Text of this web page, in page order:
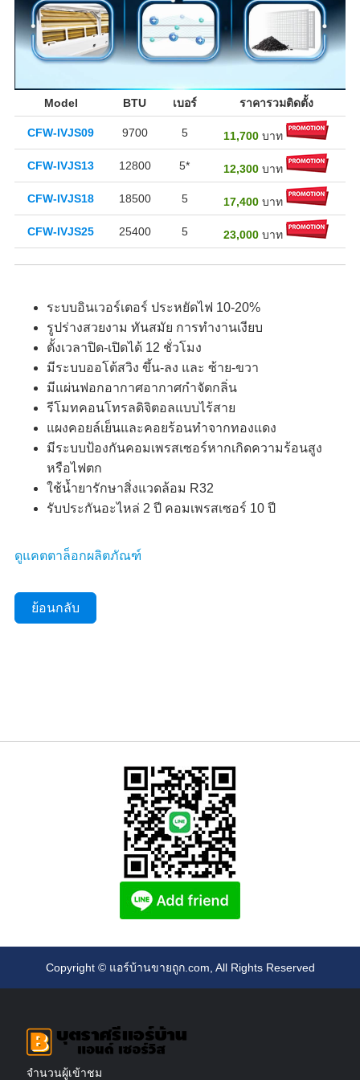
Model BTU เบอร์ ราคารวมติดตั้ง
CFW-IVJS09 9700 5 11,700 บาท
CFW-IVJS13 12800 5* 12,300 บาท
CFW-IVJS18 18500 5 17,400 บาท
CFW-IVJS25 25400 5 23,000 บาท
ระบบอินเวอร์เตอร์ ประหยัดไฟ 10-20%
รูปร่างสวยงาม ทันสมัย การทำงานเงียบ
ตั้งเวลาปิด-เปิดได้ 12 ชั่วโมง
มีระบบออโต้สวิง ขึ้น-ลง และ ซ้าย-ขวา
มีแผ่นฟอกอากาศอากาศกำจัดกลิ่น
รีโมทคอนโทรลดิจิตอลแบบไร้สาย
แผงคอยล์เย็นและคอยร้อนทำจากทองแดง
มีระบบป้องกันคอมเพรสเซอร์หากเกิดความร้อนสูง
หรือไฟตก
ใช้น้ำยารักษาสิ่งแวดล้อม R32
รับประกันอะไหล่ 2 ปี คอมเพรสเซอร์ 10 ปี
ดูแคตตาล็อกผลิตภัณฑ์
ย้อนกลับ
Copyright © แอร์บ้านขายถูก.com , All Rights Reserved
จำนวนผู้เข้าชม